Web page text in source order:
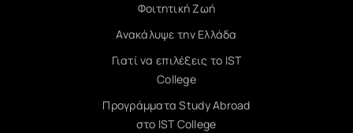
Φοιτητική Ζωή
Ανακάλυψε την Ελλάδα
Γιατί να επιλέξεις το IST
College
Προγράμματα Study Abroad
στο IST College